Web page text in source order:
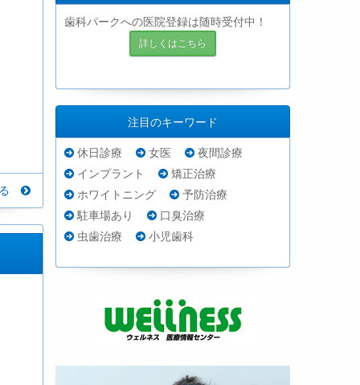
歯科パークへの医院登録は随時受付中！
詳しくはこちら
注目のキーワード
休日診療 女医
夜間診療
インプラント
矯正治療
ホワイトニング
予防治療
駐車場あり
口臭治療
虫歯治療
小児歯科